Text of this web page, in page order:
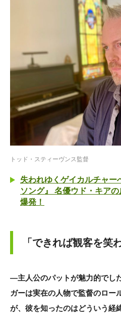
トッド・スティーヴンス監督
失われゆくゲイカルチャー
ソング』 名優ウド・キア
爆発！
「できれば観客を笑
―主人公のパットが魅力的でし
ガーは実在の人物で監督のロー
が、彼を知ったのはどういう経